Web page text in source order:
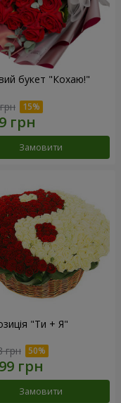
букет "Кохаю!"
Замовити
"Ти + Я"
грн
Замовити